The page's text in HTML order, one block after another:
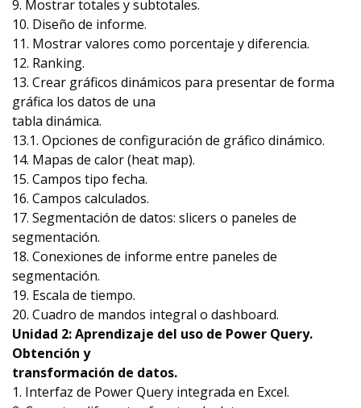
9. Mostrar totales y subtotales.
10. Diseño de informe.
11. Mostrar valores como porcentaje y diferencia.
12. Ranking.
13. Crear gráficos dinámicos para presentar de forma
gráfica los datos de una
tabla dinámica.
13.1. Opciones de configuración de gráfico dinámico.
14. Mapas de calor (heat map).
15. Campos tipo fecha.
16. Campos calculados.
17. Segmentación de datos: slicers o paneles de
segmentación.
18. Conexiones de informe entre paneles de
segmentación.
19. Escala de tiempo.
20. Cuadro de mandos integral o dashboard.
Unidad 2: Aprendizaje del uso de Power Query.
Obtención y
transformación de datos.
1. Interfaz de Power Query integrada en Excel.